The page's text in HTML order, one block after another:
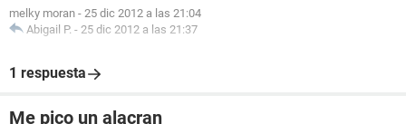
melky moran - 25 dic 2012 a las 21:04
Abigail P. - 25 dic 2012 a las 21:37
1 respuesta
Me pico un alacran